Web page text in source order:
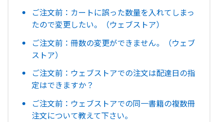
ご注文前：カートに誤った数量を入れてしまっ
たので変更したい。（ウェブストア）
ご注文前：冊数の変更ができません。（ウェブ
ストア）
ご注文前：ウェブストアでの注文は配達日の指
定はできますか？
ご注文前：ウェブストアでの同一書籍の複数冊
注文について教えて下さい。